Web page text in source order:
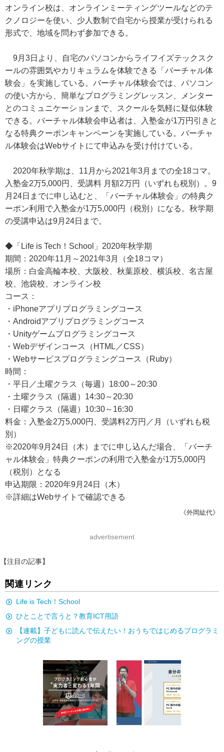
オンライン校は、オンラインミーティングツールなどのテ
クノロジーを使い、少人数制で自宅から授業が受けられる
形式で、地域を問わず参加できる。
9月3日より、自宅のパソコンからライフイズテックスク
ールの雰囲気やカリキュラムを体験できる「バーチャル体
験会」を実施している。バーチャル体験会では、パソコン
の使い方から、簡単なプログラミングレッスン、メンター
とのコミュニケーションまで、スクールを気軽に疑似体験
できる。バーチャル体験会申込者は、入塾金が1万円引きと
なる特典クーポンキャンペーンを実施している。バーチャ
ル体験会はWebサイトにて申込みを受け付けている。
2020年秋学期は、11月から2021年3月までの全18コマ。
入塾金2万5,000円、受講料 月額2万円（いずれも税別）。9
月24日までに申し込むと、「バーチャル体験会」の特典ク
ーポン利用で入塾金が1万5,000円（税別）になる。秋学期
の受講申込は9月24日まで。
◆「Life is Tech！School」2020年秋学期
期間：2020年11月～2021年3月（全18コマ）
場所：白金高輪本校、大阪校、秋葉原校、横浜校、名古屋
校、池袋校、オンライン校
コース：
・iPhoneアプリプログラミングコース
・Androidアプリプログラミングコース
・Unityゲームプログラミングコース
・Webデザインコース（HTML／CSS）
・Webサービスプログラミングコース（Ruby）
時間：
・平日／土曜クラス（毎週）18:00～20:30
・土曜クラス（隔週）14:30～20:30
・日曜クラス（隔週）10:30～16:30
料金：入塾金2万5,000円、受講料2万円／月（いずれも税
別）
※2020年9月24日（木）までに申し込んだ場合、「バーチ
ャル体験会」特典クーポンの利用で入塾金が1万5,000円
（税別）となる
申込期限：2020年9月24日（木）
※詳細はWebサイトで確認できる
《外岡紘代》
advertisement
【注目の記事】
関連リンク
Life is Tech！School
ひとことで言うと？教育ICT用語
【連載】子どもに読んで伝えたい！おうちではじめるプログラミ
ングの授業